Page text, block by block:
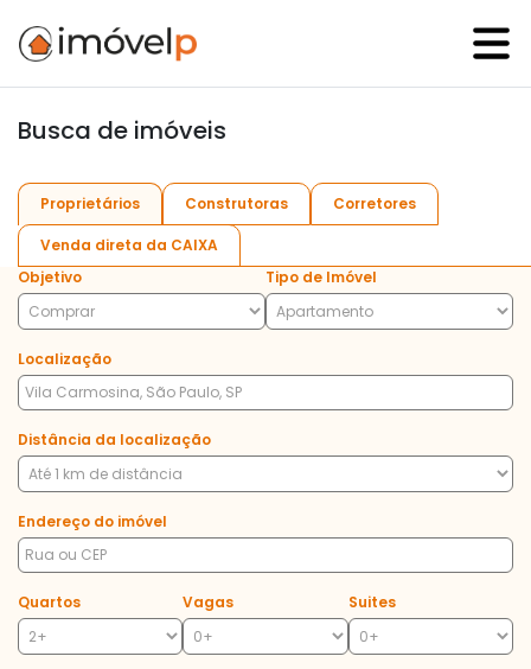
Busca de imóveis
Proprietários Construtoras Corretores
Venda direta da CAIXA
Objetivo
Tipo de Imóvel
Localização
Distância da localização
Endereço do imóvel
Quartos Vagas Suites